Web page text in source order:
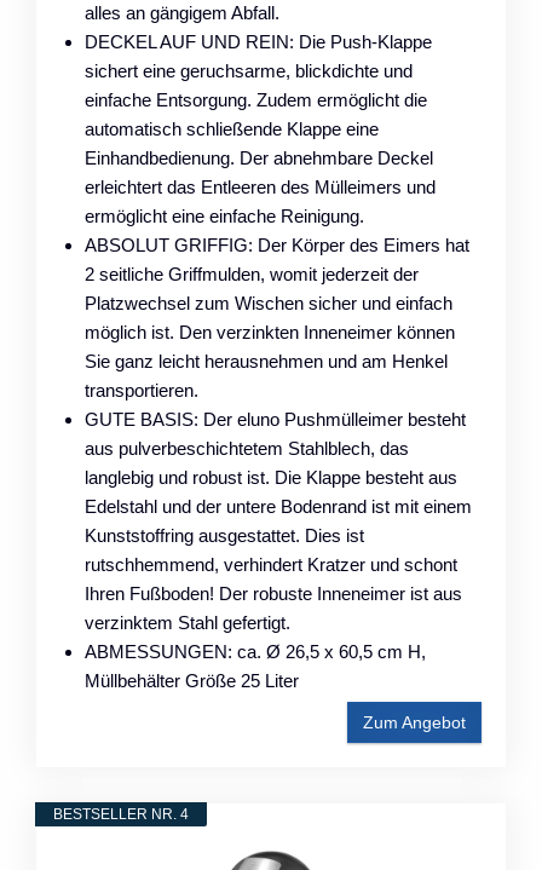
alles an gängigem Abfall.
DECKEL AUF UND REIN: Die Push-Klappe
sichert eine geruchsarme, blickdichte und
einfache Entsorgung. Zudem ermöglicht die
automatisch schließende Klappe eine
Einhandbedienung. Der abnehmbare Deckel
erleichtert das Entleeren des Mülleimers und
ermöglicht eine einfache Reinigung.
ABSOLUT GRIFFIG: Der Körper des Eimers hat
2 seitliche Griffmulden, womit jederzeit der
Platzwechsel zum Wischen sicher und einfach
möglich ist. Den verzinkten Inneneimer können
Sie ganz leicht herausnehmen und am Henkel
transportieren.
GUTE BASIS: Der eluno Pushmülleimer besteht
aus pulverbeschichtetem Stahlblech, das
langlebig und robust ist. Die Klappe besteht aus
Edelstahl und der untere Bodenrand ist mit einem
Kunststoffring ausgestattet. Dies ist
rutschhemmend, verhindert Kratzer und schont
Ihren Fußboden! Der robuste Inneneimer ist aus
verzinktem Stahl gefertigt.
ABMESSUNGEN: ca. Ø 26,5 x 60,5 cm H,
Müllbehälter Größe 25 Liter
Zum Angebot
BESTSELLER NR. 4